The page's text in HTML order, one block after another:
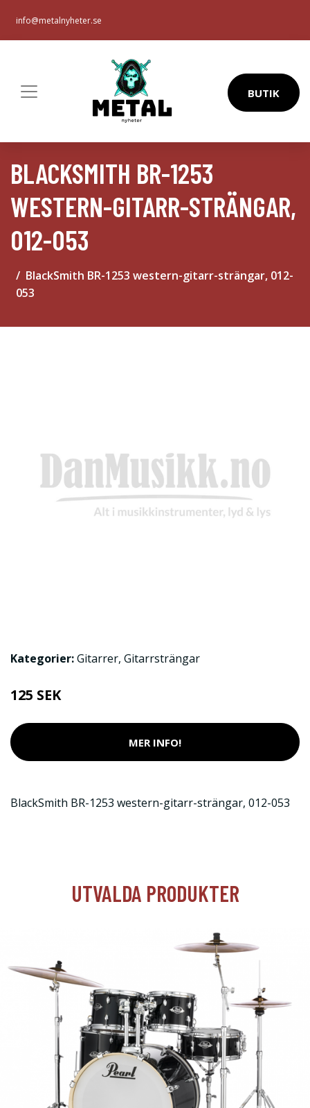
info@metalnyheter.se
BUTIK
BLACKSMITH BR-1253
WESTERN-GITARR-STRÄNGAR,
012-053
BlackSmith BR-1253 western-gitarr-strängar, 012-
053
Kategorier:Gitarrer, Gitarrsträngar
125 SEK
MER INFO!
BlackSmith BR-1253 western-gitarr-strängar, 012-053
UTVALDA PRODUKTER